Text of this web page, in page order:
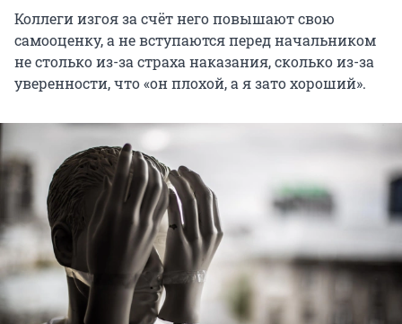
Коллеги изгоя за счёт него повышают свою
самооценку, а не вступаются перед начальником
не столько из-за страха наказания, сколько из-за
уверенности, что «он плохой, а я зато хороший».